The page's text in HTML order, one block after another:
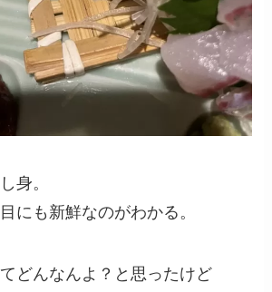
身。
にも新鮮なのがわかる。
どんなんよ？と思ったけど